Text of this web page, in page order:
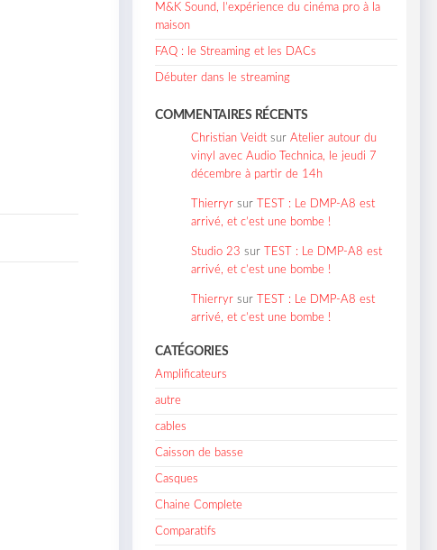
M&K Sound, l’expérience du cinéma pro à la
maison
FAQ : le Streaming et les DACs
Débuter dans le streaming
COMMENTAIRES RÉCENTS
Christian Veidt surAtelier autour du
vinyl avec Audio Technica, le jeudi 7
décembre à partir de 14h
Thierryr sur
TEST : Le DMP-A8 est
arrivé, et c’est une bombe !
Studio 23 sur
TEST : Le DMP-A8 est
arrivé, et c’est une bombe !
Thierryr sur
TEST : Le DMP-A8 est
arrivé, et c’est une bombe !
CATÉGORIES
Amplificateurs
autre
cables
Caisson de basse
Casques
Chaine Complete
Comparatifs